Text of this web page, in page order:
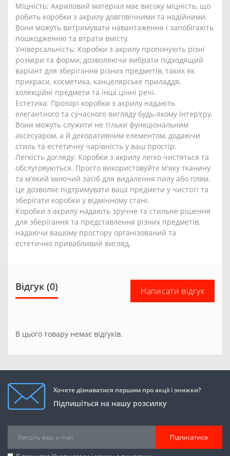
Міцність: Акриловий матеріал має високу міцність, що
робить коробки з акрилу довговічними та надійними.
Вони можуть витримувати навантаження і запобігають
пошкодженню та втрати вмісту.
Універсальність: Коробки з акрилу пропонують різні
розміри та форми, дозволяючи вибрати підходящий
варіант для зберігання різних предметів, таких як
прикраси, косметика, канцелярське приладдя,
колекційні предмети та інші цінні речі.
Естетика: Прозорі коробки з акрилу надають
елегантного та сучасного вигляду будь-якому інтер'єру.
Вони можуть служити не тільки функціональним
аксесуаром, а й декоративним елементом, додаючи
стиль та естетичну чарівність у ваш простір.
Легкість догляду: Коробки з акрилу легко чистяться та
обслуговуються. Просто використовуйте м'яку тканину
та м'який миючий засіб для видалення пилу або плям.
Це дозволяє підтримувати ваші предмети у чистоті та
зберігати коробки у відмінному стані.
Коробки з акрилу надають зручне та стильне рішення
для зберігання та представлення різних предметів,
надаючи вашому простору організований та
естетично привабливий вигляд.
Відгук (0) Написати відгук
В цього товару немає відгуків.
Хочете дізнаватися першим про акції і знижки?
Підпишіться на нашу розсилку
Підписатися